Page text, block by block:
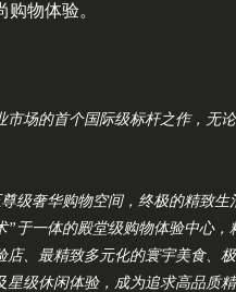
物体验。
场的首个国际级标杆之作，无
级奢华购物空间，终极的精致
于一体的殿堂级购物体验中心
、最精致多元化的寰宇美食、
级休闲体验，成为追求高品质